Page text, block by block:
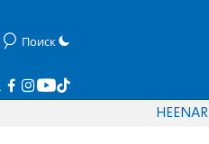
Поиск
HEENAR